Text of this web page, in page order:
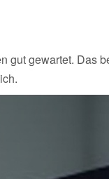
gut gewartet. Das